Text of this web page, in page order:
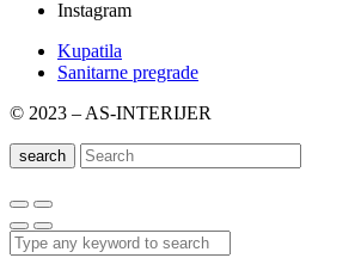
Instagram
Kupatila
Sanitarne pregrade
© 2023 – AS-INTERIJER
search